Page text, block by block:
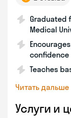
Graduated
Medical
confidence
Teaches
Читать дальше
Услуги и